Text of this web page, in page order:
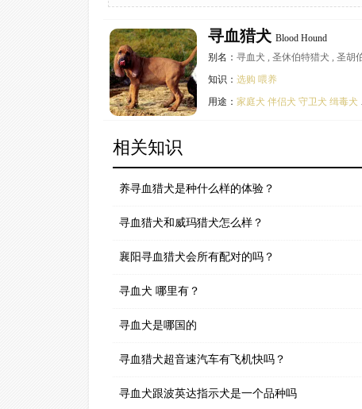
寻血猎犬 Blood Hound
别名： 寻血犬 , 圣休伯特猎犬 , 圣胡
知识： 选购 喂养
用途： 家庭犬 伴侣犬 守卫犬 缉毒犬
相关知识
养寻血猎犬是种什么样的体验？
寻血猎犬和威玛猎犬怎么样？
襄阳寻血猎犬会所有配对的吗？
寻血犬 哪里有？
寻血犬是哪国的
寻血猎犬超音速汽车有飞机快吗？
寻血犬跟波英达指示犬是一个品种吗